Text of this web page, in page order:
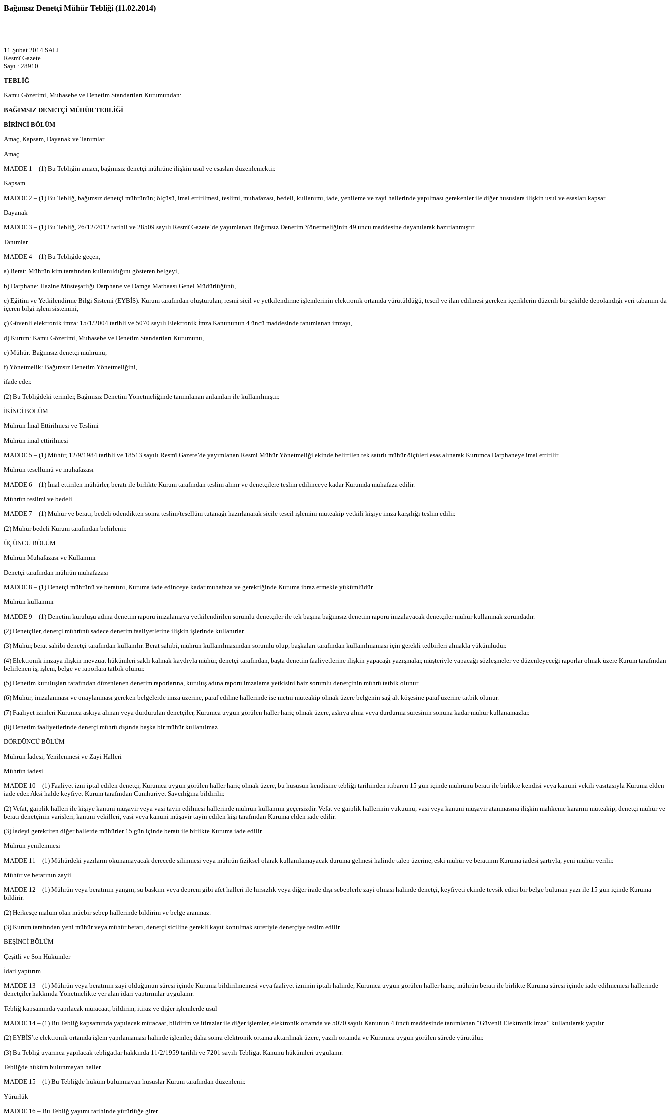
Bağımsız Denetçi Mühür Tebliği (11.02.2014)
11 Şubat 2014 SALI
Resmî Gazete
Sayı : 28910
TEBLİĞ
Kamu Gözetimi, Muhasebe ve Denetim Standartları Kurumundan:
BAĞIMSIZ DENETÇİ MÜHÜR TEBLİĞİ
BİRİNCİ BÖLÜM
Amaç, Kapsam, Dayanak ve Tanımlar
Amaç
MADDE 1 – (1) Bu Tebliğin amacı, bağımsız denetçi mührüne ilişkin usul ve esasları düzenlemektir.
Kapsam
MADDE 2 – (1) Bu Tebliğ, bağımsız denetçi mührünün; ölçüsü, imal ettirilmesi, teslimi, muhafazası, bedeli, kullanımı, iade, yenileme ve zayi hallerinde yapılması gerekenler ile diğer hususlara ilişkin usul ve esasları kapsar.
Dayanak
MADDE 3 – (1) Bu Tebliğ, 26/12/2012 tarihli ve 28509 sayılı Resmî Gazete’de yayımlanan Bağımsız Denetim Yönetmeliğinin 49 uncu maddesine dayanılarak hazırlanmıştır.
Tanımlar
MADDE 4 – (1) Bu Tebliğde geçen;
a) Berat: Mührün kim tarafından kullanıldığını gösteren belgeyi,
b) Darphane: Hazine Müsteşarlığı Darphane ve Damga Matbaası Genel Müdürlüğünü,
c) Eğitim ve Yetkilendirme Bilgi Sistemi (EYBİS): Kurum tarafından oluşturulan, resmi sicil ve yetkilendirme işlemlerinin elektronik ortamda yürütüldüğü, tescil ve ilan edilmesi gereken içeriklerin düzenli bir şekilde depolandığı veri tabanını da
içeren bilgi işlem sistemini,
ç) Güvenli elektronik imza: 15/1/2004 tarihli ve 5070 sayılı Elektronik İmza Kanununun 4 üncü maddesinde tanımlanan imzayı,
d) Kurum: Kamu Gözetimi, Muhasebe ve Denetim Standartları Kurumunu,
e) Mühür: Bağımsız denetçi mührünü,
f) Yönetmelik: Bağımsız Denetim Yönetmeliğini,
ifade eder.
(2) Bu Tebliğdeki terimler, Bağımsız Denetim Yönetmeliğinde tanımlanan anlamları ile kullanılmıştır.
İKİNCİ BÖLÜM
Mührün İmal Ettirilmesi ve Teslimi
Mührün imal ettirilmesi
MADDE 5 – (1) Mühür, 12/9/1984 tarihli ve 18513 sayılı Resmî Gazete’de yayımlanan Resmi Mühür Yönetmeliği ekinde belirtilen tek satırlı mühür ölçüleri esas alınarak Kurumca Darphaneye imal ettirilir.
Mührün tesellümü ve muhafazası
MADDE 6 – (1) İmal ettirilen mühürler, beratı ile birlikte Kurum tarafından teslim alınır ve denetçilere teslim edilinceye kadar Kurumda muhafaza edilir.
Mührün teslimi ve bedeli
MADDE 7 – (1) Mühür ve beratı, bedeli ödendikten sonra teslim/tesellüm tutanağı hazırlanarak sicile tescil işlemini müteakip yetkili kişiye imza karşılığı teslim edilir.
(2) Mühür bedeli Kurum tarafından belirlenir.
ÜÇÜNCÜ BÖLÜM
Mührün Muhafazası ve Kullanımı
Denetçi tarafından mührün muhafazası
MADDE 8 – (1) Denetçi mührünü ve beratını, Kuruma iade edinceye kadar muhafaza ve gerektiğinde Kuruma ibraz etmekle yükümlüdür.
Mührün kullanımı
MADDE 9 – (1) Denetim kuruluşu adına denetim raporu imzalamaya yetkilendirilen sorumlu denetçiler ile tek başına bağımsız denetim raporu imzalayacak denetçiler mühür kullanmak zorundadır.
(2) Denetçiler, denetçi mührünü sadece denetim faaliyetlerine ilişkin işlerinde kullanırlar.
(3) Mühür, berat sahibi denetçi tarafından kullanılır. Berat sahibi, mührün kullanılmasından sorumlu olup, başkaları tarafından kullanılmaması için gerekli tedbirleri almakla yükümlüdür.
(4) Elektronik imzaya ilişkin mevzuat hükümleri saklı kalmak kaydıyla mühür, denetçi tarafından, başta denetim faaliyetlerine ilişkin yapacağı yazışmalar, müşteriyle yapacağı sözleşmeler ve düzenleyeceği raporlar olmak üzere Kurum tarafından
belirlenen iş, işlem, belge ve raporlara tatbik olunur.
(5) Denetim kuruluşları tarafından düzenlenen denetim raporlarına, kuruluş adına raporu imzalama yetkisini haiz sorumlu denetçinin mührü tatbik olunur.
(6) Mühür; imzalanması ve onaylanması gereken belgelerde imza üzerine, paraf edilme hallerinde ise metni müteakip olmak üzere belgenin sağ alt köşesine paraf üzerine tatbik olunur.
(7) Faaliyet izinleri Kurumca askıya alınan veya durdurulan denetçiler, Kurumca uygun görülen haller hariç olmak üzere, askıya alma veya durdurma süresinin sonuna kadar mühür kullanamazlar.
(8) Denetim faaliyetlerinde denetçi mührü dışında başka bir mühür kullanılmaz.
DÖRDÜNCÜ BÖLÜM
Mührün İadesi, Yenilenmesi ve Zayi Halleri
Mührün iadesi
MADDE 10 – (1) Faaliyet izni iptal edilen denetçi, Kurumca uygun görülen haller hariç olmak üzere, bu hususun kendisine tebliği tarihinden itibaren 15 gün içinde mührünü beratı ile birlikte kendisi veya kanuni vekili vasıtasıyla Kuruma elden
iade eder. Aksi halde keyfiyet Kurum tarafından Cumhuriyet Savcılığına bildirilir.
(2) Vefat, gaiplik halleri ile kişiye kanuni müşavir veya vasi tayin edilmesi hallerinde mührün kullanımı geçersizdir. Vefat ve gaiplik hallerinin vukuunu, vasi veya kanuni müşavir atanmasına ilişkin mahkeme kararını müteakip, denetçi mühür ve
beratı denetçinin varisleri, kanuni vekilleri, vasi veya kanuni müşavir tayin edilen kişi tarafından Kuruma elden iade edilir.
(3) İadeyi gerektiren diğer hallerde mühürler 15 gün içinde beratı ile birlikte Kuruma iade edilir.
Mührün yenilenmesi
MADDE 11 – (1) Mühürdeki yazıların okunamayacak derecede silinmesi veya mührün fiziksel olarak kullanılamayacak duruma gelmesi halinde talep üzerine, eski mühür ve beratının Kuruma iadesi şartıyla, yeni mühür verilir.
Mühür ve beratının zayii
MADDE 12 – (1) Mührün veya beratının yangın, su baskını veya deprem gibi afet halleri ile hırsızlık veya diğer irade dışı sebeplerle zayi olması halinde denetçi, keyfiyeti ekinde tevsik edici bir belge bulunan yazı ile 15 gün içinde Kuruma
bildirir.
(2) Herkesçe malum olan mücbir sebep hallerinde bildirim ve belge aranmaz.
(3) Kurum tarafından yeni mühür veya mühür beratı, denetçi siciline gerekli kayıt konulmak suretiyle denetçiye teslim edilir.
BEŞİNCİ BÖLÜM
Çeşitli ve Son Hükümler
İdari yaptırım
MADDE 13 – (1) Mührün veya beratının zayi olduğunun süresi içinde Kuruma bildirilmemesi veya faaliyet izninin iptali halinde, Kurumca uygun görülen haller hariç, mührün beratı ile birlikte Kuruma süresi içinde iade edilmemesi hallerinde
denetçiler hakkında Yönetmelikte yer alan idari yaptırımlar uygulanır.
Tebliğ kapsamında yapılacak müracaat, bildirim, itiraz ve diğer işlemlerde usul
MADDE 14 – (1) Bu Tebliğ kapsamında yapılacak müracaat, bildirim ve itirazlar ile diğer işlemler, elektronik ortamda ve 5070 sayılı Kanunun 4 üncü maddesinde tanımlanan “Güvenli Elektronik İmza” kullanılarak yapılır.
(2) EYBİS’te elektronik ortamda işlem yapılamaması halinde işlemler, daha sonra elektronik ortama aktarılmak üzere, yazılı ortamda ve Kurumca uygun görülen sürede yürütülür.
(3) Bu Tebliğ uyarınca yapılacak tebligatlar hakkında 11/2/1959 tarihli ve 7201 sayılı Tebligat Kanunu hükümleri uygulanır.
Tebliğde hüküm bulunmayan haller
MADDE 15 – (1) Bu Tebliğde hüküm bulunmayan hususlar Kurum tarafından düzenlenir.
Yürürlük
MADDE 16 – Bu Tebliğ yayımı tarihinde yürürlüğe girer.